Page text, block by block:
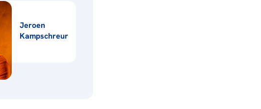
Jeroen
Kampschreur